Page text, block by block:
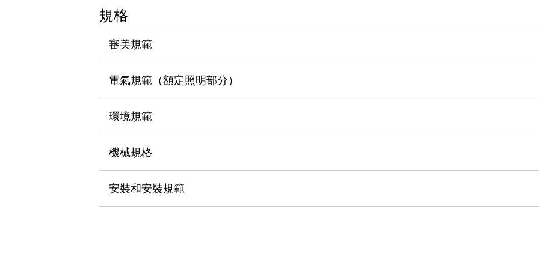
使人機協作更安全、更高效
提高半導體製造裝置設計自由度的方法
瞬間完成開關的更換，避免停機時間拉長
瀏覽全部
規格
審美規範
電氣規範（額定照明部分）
環境規範
機械規格
安裝和安裝規範